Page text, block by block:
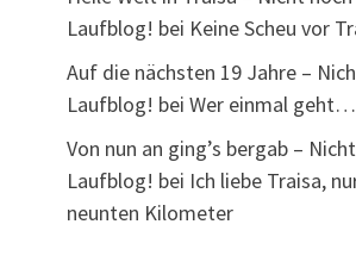
Laufblog! bei Keine Scheu vor
Auf die nächsten 19 Jahre –
Laufblog! bei Wer einmal geht…
Von nun an ging’s bergab –
Laufblog! bei Ich liebe Traisa,
neunten Kilometer